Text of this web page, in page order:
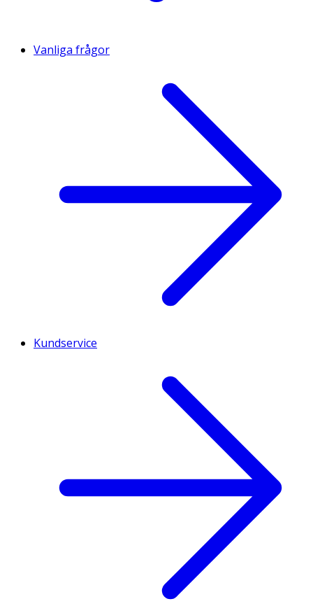
Vanliga frågor
Kundservice